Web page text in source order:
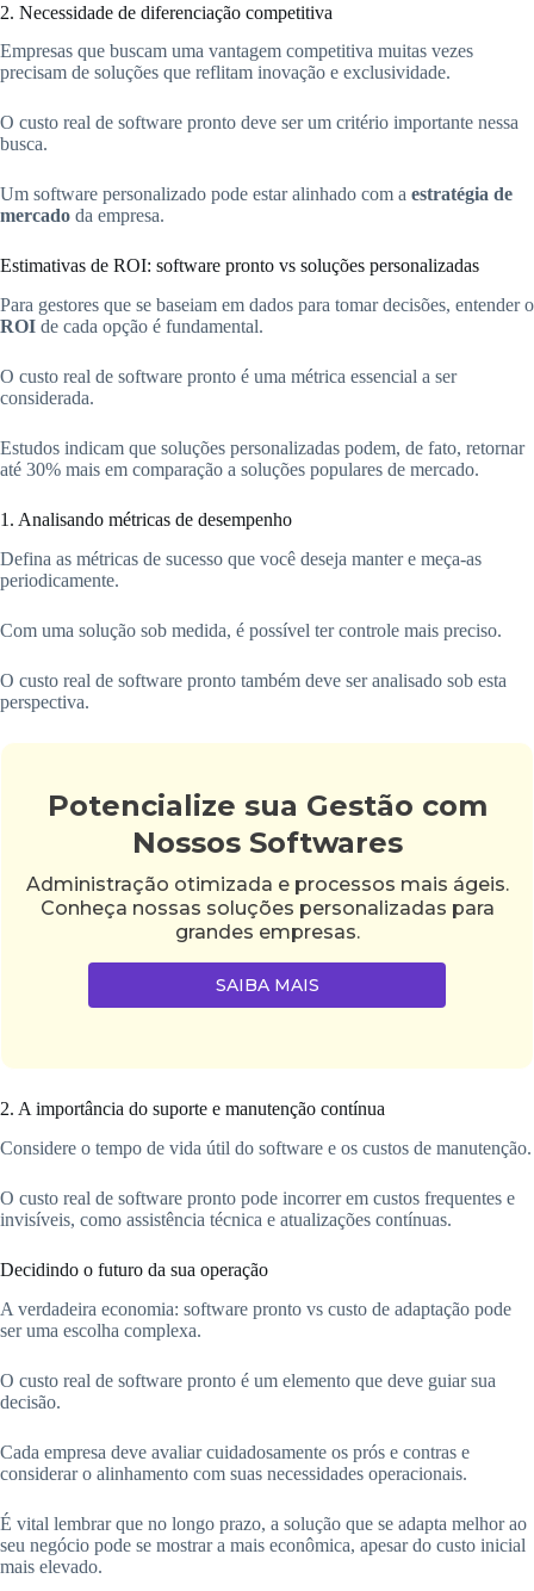
2. Necessidade de diferenciação competitiva
Empresas que buscam uma vantagem competitiva muitas vezes
precisam de soluções que reflitam inovação e exclusividade.
O custo real de software pronto deve ser um critério importante nessa
busca.
Um software personalizado pode estar alinhado com a estratégia de
mercado da empresa.
Estimativas de ROI: software pronto vs soluções personalizadas
Para gestores que se baseiam em dados para tomar decisões, entender o
ROI de cada opção é fundamental.
O custo real de software pronto é uma métrica essencial a ser
considerada.
Estudos indicam que soluções personalizadas podem, de fato, retornar
até 30% mais em comparação a soluções populares de mercado.
1. Analisando métricas de desempenho
Defina as métricas de sucesso que você deseja manter e meça-as
periodicamente.
Com uma solução sob medida, é possível ter controle mais preciso.
O custo real de software pronto também deve ser analisado sob esta
perspectiva.
Potencialize sua Gestão com
Nossos Softwares
Administração otimizada e processos mais ágeis.
Conheça nossas soluções personalizadas para
grandes empresas.
SAIBA MAIS
2. A importância do suporte e manutenção contínua
Considere o tempo de vida útil do software e os custos de manutenção.
O custo real de software pronto pode incorrer em custos frequentes e
invisíveis, como assistência técnica e atualizações contínuas.
Decidindo o futuro da sua operação
A verdadeira economia: software pronto vs custo de adaptação pode
ser uma escolha complexa.
O custo real de software pronto é um elemento que deve guiar sua
decisão.
Cada empresa deve avaliar cuidadosamente os prós e contras e
considerar o alinhamento com suas necessidades operacionais.
É vital lembrar que no longo prazo, a solução que se adapta melhor ao
seu negócio pode se mostrar a mais econômica, apesar do custo inicial
mais elevado.